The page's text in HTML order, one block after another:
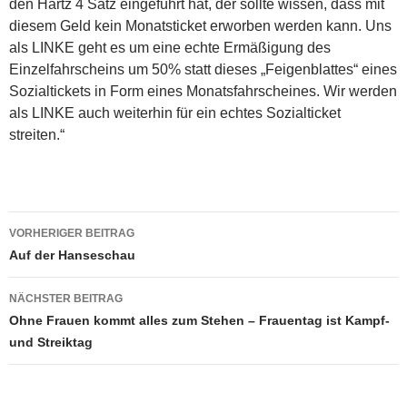
den Hartz 4 Satz eingeführt hat, der sollte wissen, dass mit
diesem Geld kein Monatsticket erworben werden kann. Uns
als LINKE geht es um eine echte Ermäßigung des
Einzelfahrscheins um 50% statt dieses „Feigenblattes“ eines
Sozialtickets in Form eines Monatsfahrscheines. Wir werden
als LINKE auch weiterhin für ein echtes Sozialticket
streiten.“
Beitragsnavigation
VORHERIGER BEITRAG
Auf der Hanseschau
NÄCHSTER BEITRAG
Ohne Frauen kommt alles zum Stehen – Frauentag ist Kampf-
und Streiktag